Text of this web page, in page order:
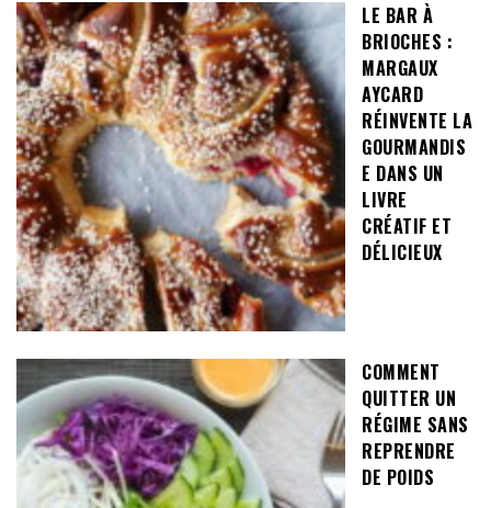
LE BAR À
BRIOCHES :
MARGAUX
AYCARD
RÉINVENTE LA
GOURMANDIS
E DANS UN
LIVRE
CRÉATIF ET
DÉLICIEUX
COMMENT
QUITTER UN
RÉGIME SANS
REPRENDRE
DE POIDS